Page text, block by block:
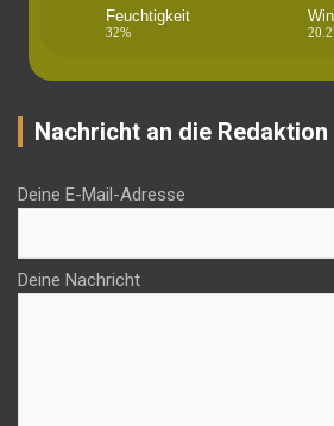
Feuchtigkeit
32%
Nachricht an die Redaktion
Deine E-Mail-Adresse
Deine Nachricht